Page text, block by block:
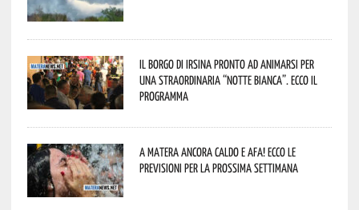
Il borgo di Irsina pronto ad animarsi per
una straordinaria “Notte Bianca”. Ecco il
programma
A Matera ancora caldo e afa! Ecco le
previsioni per la prossima settimana